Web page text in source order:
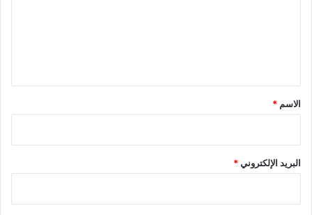
*
الاسم *
البريد الإلكتروني*